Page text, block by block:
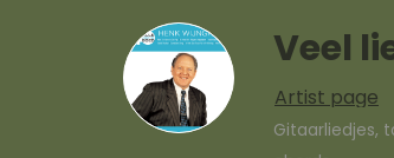
Veel
Artist page
Gitaarliedjes,